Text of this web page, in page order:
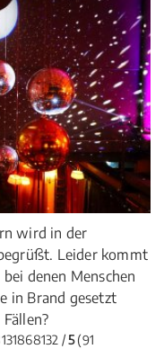
wird in der
Leider kommt
denen Menschen
in Brand gesetzt
/5(91